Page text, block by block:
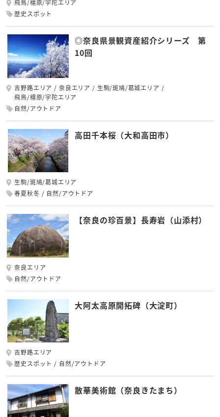
飛鳥/橿原/宇陀エリア
歴史スポット
◎奈良県景観資産紹介シリーズ 第
10回
吉野路エリア 奈良エリア
生駒/斑鳩/葛城エリア
飛鳥/橿原/宇陀エリア
自然/アウトドア
高田千本桜（大和高田市）
生駒/斑鳩/葛城エリア
春夏秋冬
自然/アウトドア
【奈良の珍百景】長寿岩（山添村）
奈良エリア
自然/アウトドア
大阿太高原開拓碑（大淀町）
吉野路エリア
歴史スポット
自然/アウトドア
散華美術館（奈良きたまち）